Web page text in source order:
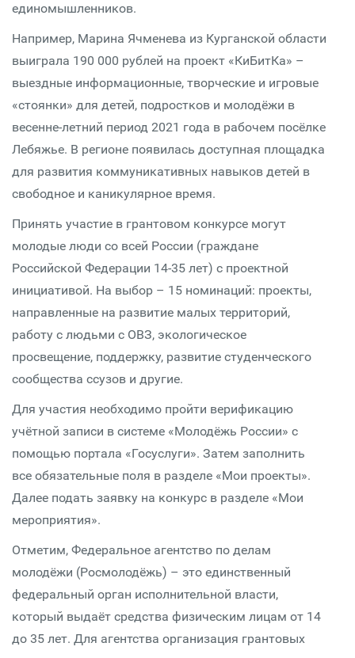
единомышленников.
Например, Марина Ячменева из Курганской области
выиграла 190 000 рублей на проект «КиБитКа» –
выездные информационные, творческие и игровые
«стоянки» для детей, подростков и молодёжи в
весенне-летний период 2021 года в рабочем посёлке
Лебяжье. В регионе появилась доступная площадка
для развития коммуникативных навыков детей в
свободное и каникулярное время.
Принять участие в грантовом конкурсе могут
молодые люди со всей России (граждане
Российской Федерации 14-35 лет) с проектной
инициативой. На выбор – 15 номинаций: проекты,
направленные на развитие малых территорий,
работу с людьми с ОВЗ, экологическое
просвещение, поддержку, развитие студенческого
сообщества ссузов и другие.
Для участия необходимо пройти верификацию
учётной записи в системе «Молодёжь России» с
помощью портала «Госуслуги». Затем заполнить
все обязательные поля в разделе «Мои проекты».
Далее подать заявку на конкурс в разделе «Мои
мероприятия».
Отметим, Федеральное агентство по делам
молодёжи (Росмолодёжь) – это единственный
федеральный орган исполнительной власти,
который выдаёт средства физическим лицам от 14
до 35 лет. Для агентства организация грантовых